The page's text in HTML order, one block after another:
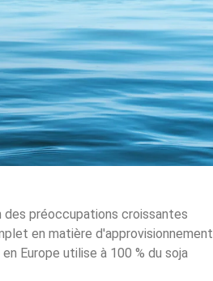
des préoccupations croissantes
en matière d'approvisionnement
Europe utilise à 100 % du soja